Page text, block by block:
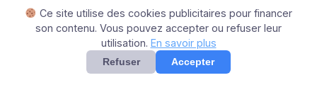
Freya attaquer les deux personnages pour se
venger de la mort de son fils Baldur.
Ce site utilise des cookies publicitaires pour financer
son contenu. Vous pouvez accepter ou refuser leur
utilisation. En savoir plus
Refuser Accepter